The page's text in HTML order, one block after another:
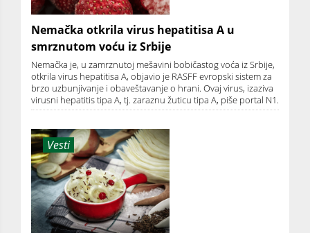
Nemačka otkrila virus hepatitisa A u
smrznutom voću iz Srbije
Nemačka je, u zamrznutoj mešavini bobičastog voća iz Srbije,
otkrila virus hepatitisa A, objavio je RASFF evropski sistem za
brzo uzbunjivanje i obaveštavanje o hrani. Ovaj virus, izaziva
virusni hepatitis tipa A, tj. zaraznu žuticu tipa A, piše portal N1.
Vesti